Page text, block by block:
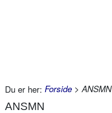
Du er her: Forside > ANSMN
ANSMN